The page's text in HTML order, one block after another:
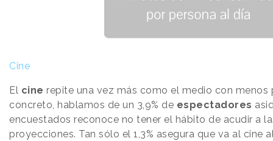
Cine
El cine repite una vez más como el medio con menos
concreto, hablamos de un 3,9% de espectadores
encuestados reconoce no tener el hábito de acudir a
proyecciones. Tan sólo el 1,3% asegura que va al cine